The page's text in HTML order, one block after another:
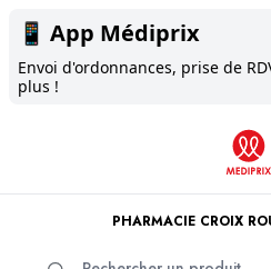
📱 App Médiprix
Envoi d'ordonnances, prise de
plus !
PHARMACIE CROIX